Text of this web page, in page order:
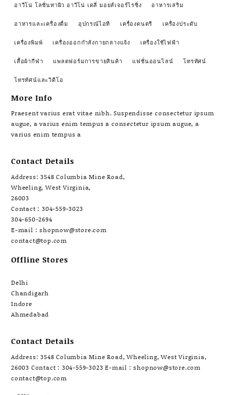
อาวีโน่ โลชั่นทาผิว อาวีโน่ เดลี่ มอยส์เจอร์ไรซิ่ง อาหารเสริม
อาหารและเครื่องดื่ม อุปกรณ์ไอที เครื่องดนตรี เครื่องประดับ
เครื่องพิมพ์ เครื่องออกกำลังกายกลางแจ้ง เครื่องใช้ไฟฟ้า
เสื้อผ้ากีฬา แพลตฟอร์มการขายสินค้า แฟชั่นออนไลน์ โทรทัศน์
โทรทัศน์และวิดีโอ
More Info
Praesent varius erat vitae nibh. Suspendisse consectetur ipsum
augue, a varius enim tempus a consectetur ipsum augue, a
varius enim tempus a
Contact Details
Address: 3548 Columbia Mine Road,
Wheeling, West Virginia,
26003
Contact : 304-559-3023
304-650-2694
E-mail : shopnow@store.com
contact@top.com
Offline Stores
Delhi
Chandigarh
Indore
Ahmedabad
Contact Details
Address: 3548 Columbia Mine Road, Wheeling, West Virginia,
26003 Contact : 304-559-3023 E-mail : shopnow@store.com
contact@top.com